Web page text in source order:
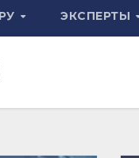
ЭКСПЕРТЫ